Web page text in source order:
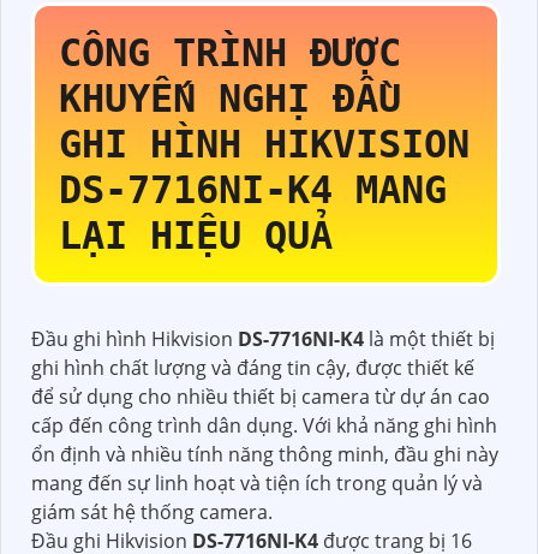
CÔNG TRÌNH ĐƯỢC
KHUYẾN NGHỊ ĐẦU
GHI HÌNH HIKVISION
DS-7716NI-K4 MANG
LẠI HIỆU QUẢ
Đầu ghi hình Hikvision DS-7716NI-K4 là một thiết bị
ghi hình chất lượng và đáng tin cậy, được thiết kế
để sử dụng cho nhiều thiết bị camera từ dự án cao
cấp đến công trình dân dụng. Với khả năng ghi hình
ổn định và nhiều tính năng thông minh, đầu ghi này
mang đến sự linh hoạt và tiện ích trong quản lý và
giám sát hệ thống camera.
Đầu ghi Hikvision DS-7716NI-K4 được trang bị 16